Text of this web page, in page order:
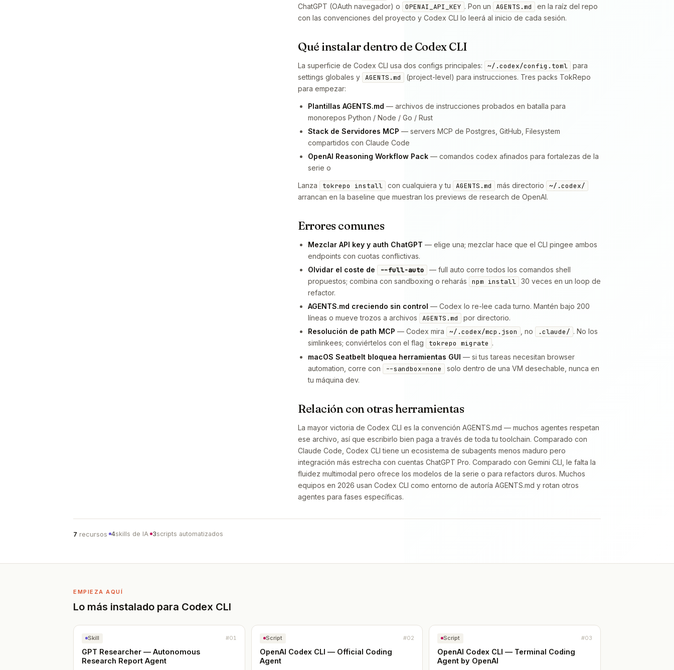
ChatGPT (OAuth navegador) o
OPENAI_API_KEY . Pon un AGENTS.md
en la raíz del repo
con las convenciones del proyecto y Codex CLI lo leerá al inicio de cada sesión.
Qué instalar dentro de Codex CLI
La superficie de Codex CLI usa dos configs principales: ~/.codex/config.toml para
settings globales y AGENTS.md
(project-level) para instrucciones. Tres packs TokRepo
para empezar:
Plantillas AGENTS.md — archivos de instrucciones probados en batalla para
monorepos Python / Node / Go / Rust
Stack de Servidores MCP — servers MCP de Postgres, GitHub, Filesystem
compartidos con Claude Code
OpenAI Reasoning Workflow Pack— comandos codex afinados para fortalezas de la
serie o
Lanza tokrepo install con cualquiera y tu AGENTS.md más directorio
~/.codex/
arrancan en la baseline que muestran los previews de research de OpenAI.
Errores comunes
Mezclar API key y auth ChatGPT — elige una; mezclar hace que el CLI pingee ambos
endpoints con cuotas conflictivas.
Olvidar el coste de
--full-auto
— full auto corre todos los comandos shell
propuestos; combina con sandboxing o reharás
npm install
30 veces en un loop de
refactor.
AGENTS.md creciendo sin control — Codex lo re-lee cada turno. Mantén bajo 200
líneas o mueve trozos a archivos
AGENTS.md
por directorio.
Resolución de path MCP — Codex mira ~/.codex/mcp.json , no .claude/ . No los
simlinkees; conviértelos con el flag
tokrepo migrate .
macOS Seatbelt bloquea herramientas GUI — si tus tareas necesitan browser
automation, corre con
--sandbox=none
solo dentro de una VM desechable, nunca en
tu máquina dev.
Relación con otras herramientas
La mayor victoria de Codex CLI es la convención AGENTS.md — muchos agentes respetan
ese archivo, así que escribirlo bien paga a través de toda tu toolchain. Comparado con
Claude Code, Codex CLI tiene un ecosistema de subagents menos maduro pero
integración más estrecha con cuentas ChatGPT Pro. Comparado con Gemini CLI, le falta la
fluidez multimodal pero ofrece los modelos de la serie o para refactors duros. Muchos
equipos en 2026 usan Codex CLI como entorno de autoría AGENTS.md y rotan otros
agentes para fases específicas.
7 recursos· 4skills de IA· 3scripts automatizados
EMPIEZA AQUÍ
Lo más instalado para Codex CLI
Skill #01
GPT Researcher — Autonomous
Research Report Agent
Script #02
OpenAI Codex CLI — Official Coding
Agent
Script #03
OpenAI Codex CLI — Terminal Coding
Agent by OpenAI